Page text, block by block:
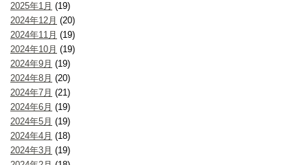
2025年1月 (19)
2024年12月 (20)
2024年11月 (19)
2024年10月 (19)
2024年9月 (19)
2024年8月 (20)
2024年7月 (21)
2024年6月 (19)
2024年5月 (19)
2024年4月 (18)
2024年3月 (19)